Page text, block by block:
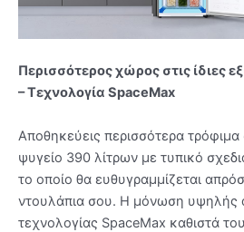
Περισσότερος χώρος στις ίδιες
– Τεχνολογία SpaceMax
Αποθηκεύεις περισσότερα
ψυγείο 390 λίτρων με τυπικό
το οποίο θα ευθυγραμμίζεται
ντουλάπια σου. Η μόνωση υψηλής
τεχνολογίας SpaceMax καθιστά